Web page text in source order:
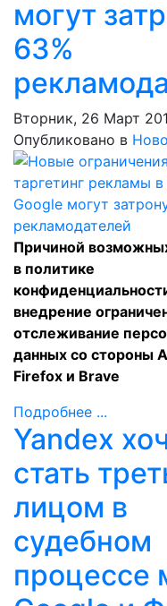
могут
63%
Вторник, 26 Март
Опубликовано в
Причиной
в политике
внедрение
отслеживание
данных со стороны
Firefox и Brave
Подробнее ...
Yandex
стать
лицом в
судебном
процессе